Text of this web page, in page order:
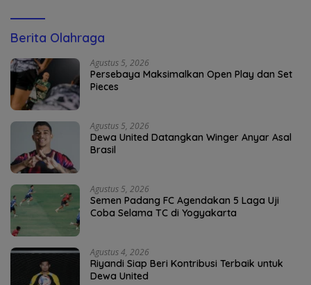
Berita Olahraga
Agustus 5, 2026
Persebaya Maksimalkan Open Play dan Set
Pieces
Agustus 5, 2026
Dewa United Datangkan Winger Anyar Asal
Brasil
Agustus 5, 2026
Semen Padang FC Agendakan 5 Laga Uji
Coba Selama TC di Yogyakarta
Agustus 4, 2026
Riyandi Siap Beri Kontribusi Terbaik untuk
Dewa United